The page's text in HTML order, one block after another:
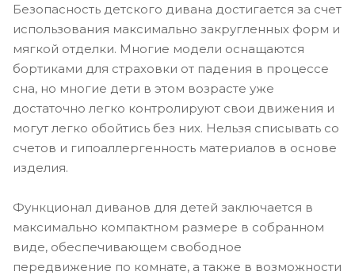
Безопасность детского дивана достигается за счет
использования максимально закругленных форм и
мягкой отделки. Многие модели оснащаются
бортиками для страховки от падения в процессе
сна, но многие дети в этом возрасте уже
достаточно легко контролируют свои движения и
могут легко обойтись без них. Нельзя списывать со
счетов и гипоаллергенность материалов в основе
изделия.
Функционал диванов для детей заключается в
максимально компактном размере в собранном
виде, обеспечивающем свободное
передвижение по комнате, а также в возможности